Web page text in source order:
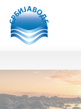
Портрет